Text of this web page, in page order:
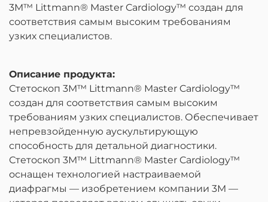
3M™ Littmann® Master Cardiology™ создан для
соответствия самым высоким требованиям
узких специалистов.
Описание продукта:
Стетоскоп 3M™ Littmann® Master Cardiology™
создан для соответствия самым высоким
требованиям узких специалистов. Обеспечивает
непревзойденную аускультирующую
способность для детальной диагностики.
Стетоскоп 3M™ Littmann® Master Cardiology™
оснащен технологией настраиваемой
диафрагмы — изобретением компании 3M —